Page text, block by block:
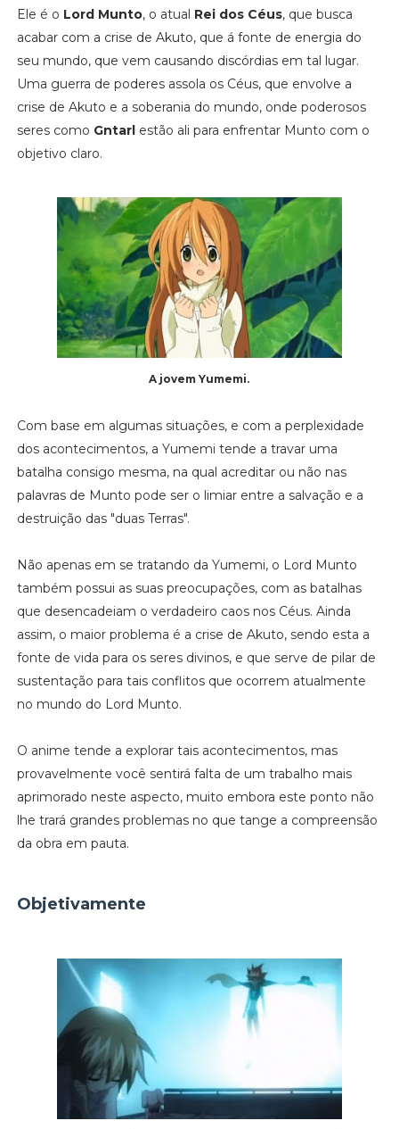
Ele é o Lord Munto, o atual Rei dos Céus, que busca
acabar com a crise de Akuto, que á fonte de energia do
seu mundo, que vem causando discórdias em tal lugar.
Uma guerra de poderes assola os Céus, que envolve a
crise de Akuto e a soberania do mundo, onde poderosos
seres como Gntarlestão ali para enfrentar Munto com o
objetivo claro.
A jovem Yumemi.
Com base em algumas situações, e com a perplexidade
dos acontecimentos, a Yumemi tende a travar uma
batalha consigo mesma, na qual acreditar ou não nas
palavras de Munto pode ser o limiar entre a salvação e a
destruição das "duas Terras".
Não apenas em se tratando da Yumemi, o Lord Munto
também possui as suas preocupações, com as batalhas
que desencadeiam o verdadeiro caos nos Céus. Ainda
assim, o maior problema é a crise de Akuto, sendo esta a
fonte de vida para os seres divinos, e que serve de pilar de
sustentação para tais conflitos que ocorrem atualmente
no mundo do Lord Munto.
O anime tende a explorar tais acontecimentos, mas
provavelmente você sentirá falta de um trabalho mais
aprimorado neste aspecto, muito embora este ponto não
lhe trará grandes problemas no que tange a compreensão
da obra em pauta.
Objetivamente